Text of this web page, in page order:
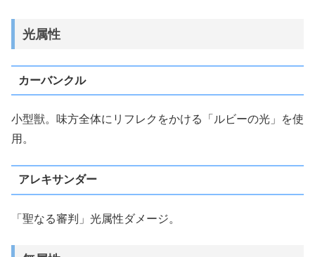
光属性
カーバンクル
小型獣。味方全体にリフレクをかける「ルビーの光」を使
用。
アレキサンダー
「聖なる審判」光属性ダメージ。